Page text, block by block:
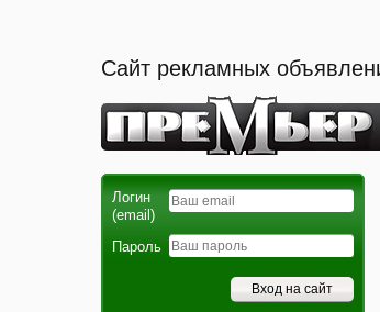
Сайт рекламных
Логин
(email)
Пароль